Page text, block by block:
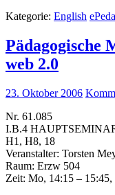
Kategorie: English
Pädagogische
web 2.0
23. Oktober 2006
Nr. 61.085
I.B.4
H1, H8, 18
Veranstalter: Torsten
Raum: Erzw 504
Zeit: Mo, 14:15 –